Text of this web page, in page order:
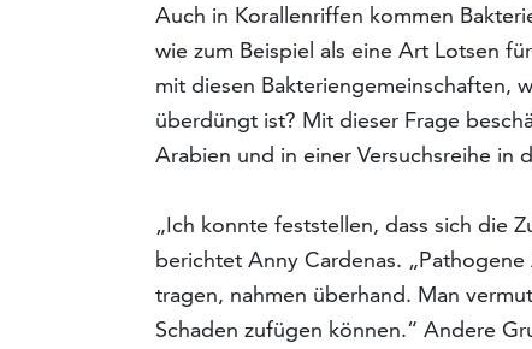
Auch in Korallenriffen kommen
wie zum Beispiel als eine Art Lotsen
mit diesen Bakteriengemeinschaften,
überdüngt ist? Mit dieser Frage
Arabien und in einer Versuchsreihe in
„Ich konnte feststellen, dass sich die
berichtet Anny Cardenas.
tragen, nahmen überhand. Man
Schaden zufügen können.“ Andere